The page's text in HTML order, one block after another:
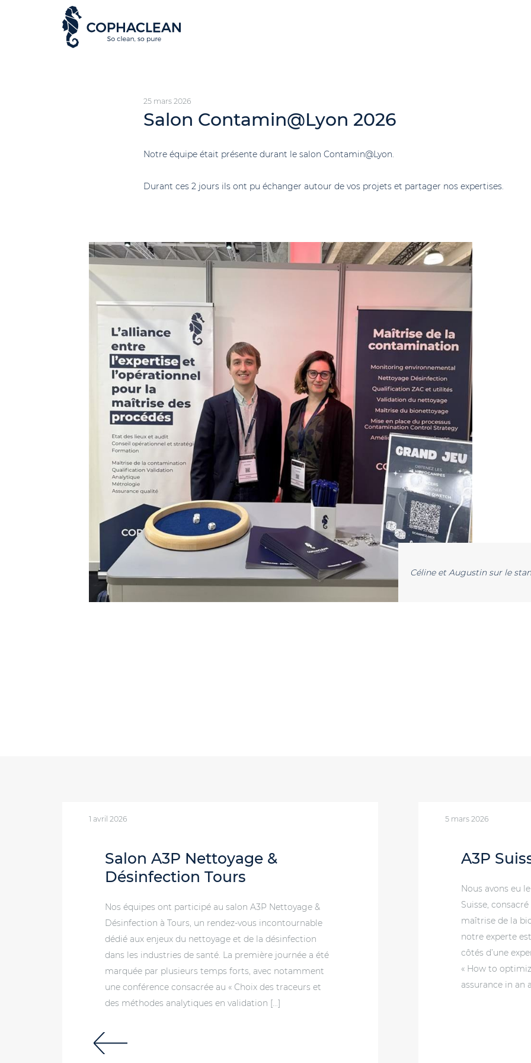
25 mars 2026
Salon Contamin@Lyon 2026
Notre équipe était présente durant le salon Contamin@Lyon.
Durant ces 2 jours ils ont pu échanger autour de vos projets et partager nos expertises.
Céline et Augustin sur le
1 avril 2026
Salon A3P Nettoyage &
Désinfection Tours
Nos équipes ont participé au salon A3P Nettoyage &
Désinfection à Tours, un rendez-vous incontournable
dédié aux enjeux du nettoyage et de la désinfection
dans les industries de santé. La première journée a été
marquée par plusieurs temps forts, avec notamment
une conférence consacrée au « Choix des traceurs et
des méthodes analytiques en validation […]
5 mars 2026
A3P
Nous avons eu
Suisse,
maîtrise de la
notre experte
côtés d’une
« How to
assurance in an